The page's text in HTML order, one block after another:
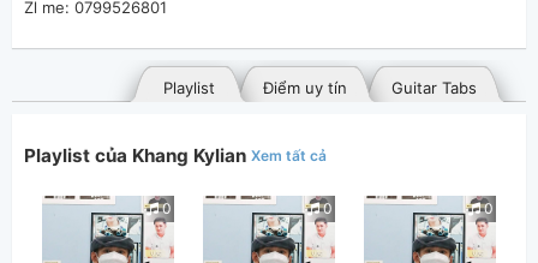
Zl me: 0799526801
Guitar Tabs
Điểm uy tín
Playlist
Playlist của Khang Kylian Xem tất cả
0 0 0